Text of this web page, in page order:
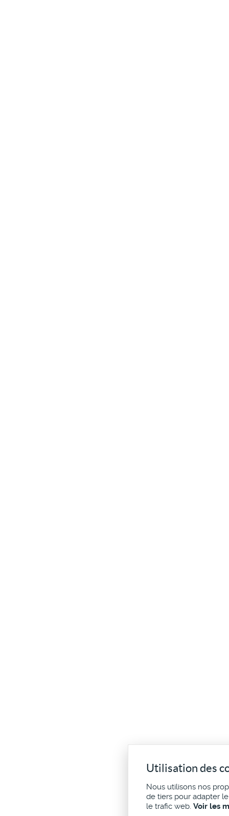
Utilisation des
Nous utilisons nos
de tiers pour adapter
le trafic web. Voir les